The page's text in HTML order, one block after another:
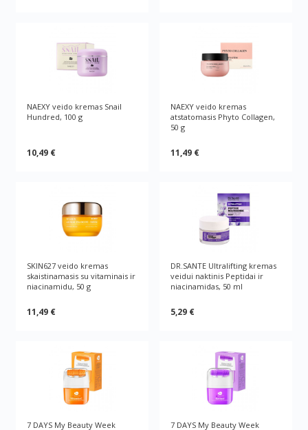
NAEXY veido kremas Snail
Hundred, 100 g
10,49 €
NAEXY veido kremas
atstatomasis Phyto Collagen,
50 g
11,49 €
SKIN627 veido kremas
skaistinamasis su vitaminais ir
niacinamidu, 50 g
11,49 €
DR.SANTE Ultralifting kremas
veidui naktinis Peptidai ir
niacinamidas, 50 ml
5,29 €
7 DAYS My Beauty Week 7 DAYS My Beauty Week